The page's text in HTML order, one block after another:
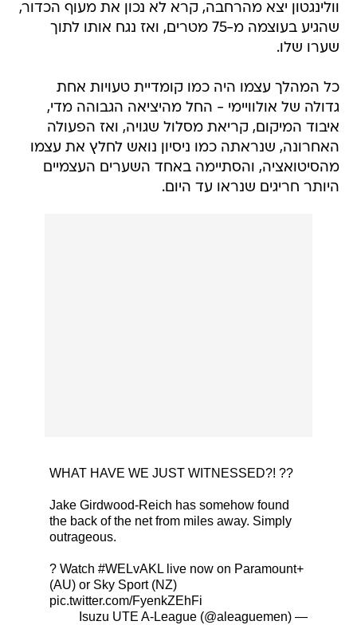
וולינגטון יצא מהרחבה, קרא לא נכון את מעוף הכדור,
שהגיע בעוצמה מ-75 מטרים, ואז נגח אותו לתוך
שערו שלו.
כל המהלך עצמו היה כמו קומדיית טעויות אחת
גדולה של אולוויימי - החל מהיציאה הגבוהה מדי,
איבוד המיקום, קריאת מסלול שגויה, ואז הפעולה
האחרונה, שנראתה כמו ניסיון נואש לחלץ את עצמו
מהסיטואציה, והסתיימה באחד השערים העצמיים
היותר חריגים שנראו עד היום.
WHAT HAVE WE JUST WITNESSED?! ??
Jake Girdwood-Reich has somehow found
the back of the net from miles away. Simply
outrageous.
? Watch#WELvAKL live now on Paramount+
(AU) or Sky Sport (NZ)
pic.twitter.com/FyenkZEhFi
— Isuzu UTE A-League (@aleaguemen)